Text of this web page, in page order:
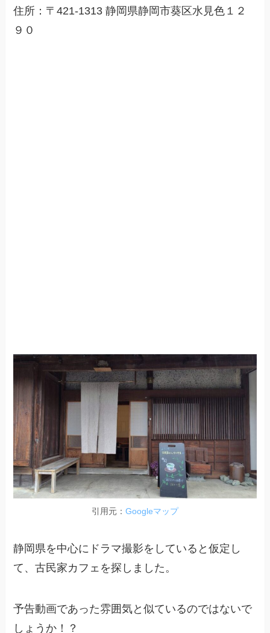
住所：〒421-1313 静岡県静岡市葵区水見色１２
９０
引用元： Googleマップ
静岡県を中心にドラマ撮影をしていると仮定し
て、古民家カフェを探しました。
予告動画であった雰囲気と似ているのではないで
しょうか！？